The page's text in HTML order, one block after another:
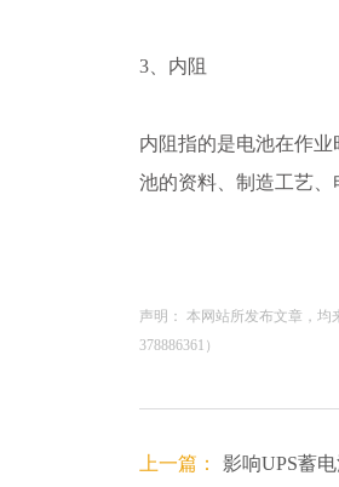
3、内阻
内阻指的是电池在作
池的资料、制造工艺、
声明： 本网站所发布文章，
378886361）
上一篇：
影响UPS蓄